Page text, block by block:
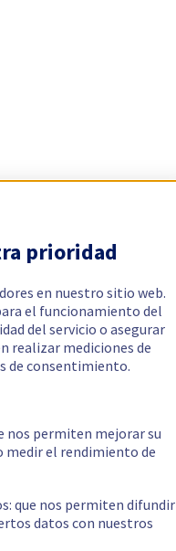
prioridad
en nuestro sitio web.
el funcionamiento del
del servicio o asegurar
realizar mediciones de
de consentimiento.
nos permiten mejorar su
medir el rendimiento de
que nos permiten difundir
datos con nuestros